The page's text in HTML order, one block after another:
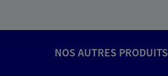
NOS AUTRES PRODUITS